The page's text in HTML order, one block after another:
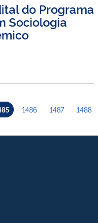
do Programa
Sociologia
1486 1487 1488